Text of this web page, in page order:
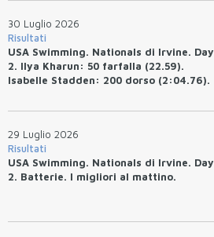
30 Luglio 2026
Risultati
USA Swimming. Nationals di Irvine. Day
2. Ilya Kharun: 50 farfalla (22.59).
Isabelle Stadden: 200 dorso (2:04.76).
29 Luglio 2026
Risultati
USA Swimming. Nationals di Irvine. Day
2. Batterie. I migliori al mattino.